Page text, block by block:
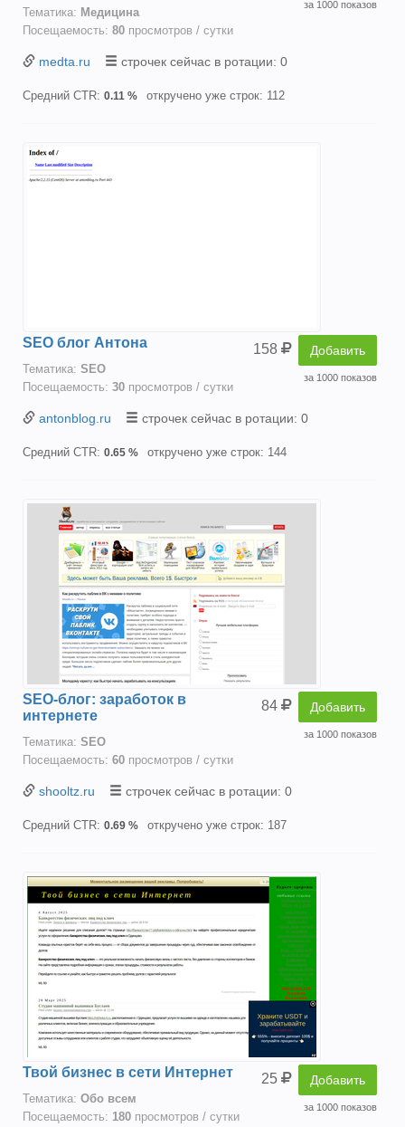
за 1000 показов
Тематика: Медицина
Посещаемость: 80 просмотров / сутки
medta.ru строчек сейчас в ротации: 0
Средний CTR: 0.11 % откручено уже строк: 112
158 Добавить
за 1000 показов
SEO блог Антона
Тематика: SEO
Посещаемость: 30 просмотров / сутки
antonblog.ru строчек сейчас в ротации: 0
Средний CTR: 0.65 % откручено уже строк: 144
84 Добавить
за 1000 показов
SEO-блог: заработок в
интернете
Тематика: SEO
Посещаемость: 60 просмотров / сутки
shooltz.ru строчек сейчас в ротации: 0
Средний CTR: 0.69 % откручено уже строк: 187
25 Добавить
за 1000 показов
Твой бизнес в сети Интернет
Тематика: Oбо всем
Посещаемость: 180 просмотров / сутки